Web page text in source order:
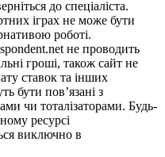
до спеціаліста.
іграх не може бути
роботі.
не проводить
гроші, також сайт не
ставок та інших
бути пов’язані з
чи тоталізаторами. Будь-
ресурсі
виключно в